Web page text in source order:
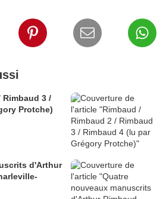
Rimbaud 3 /
Protche)
d'Arthur